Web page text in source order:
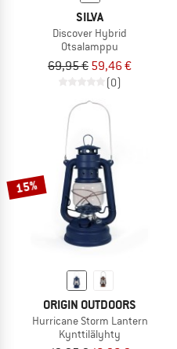
SILVA
Discover Hybrid
Otsalamppu
69,95 € 59,46 €
(0)
15%
ORIGIN OUTDOORS
Hurricane Storm Lantern
Kynttilälyhty